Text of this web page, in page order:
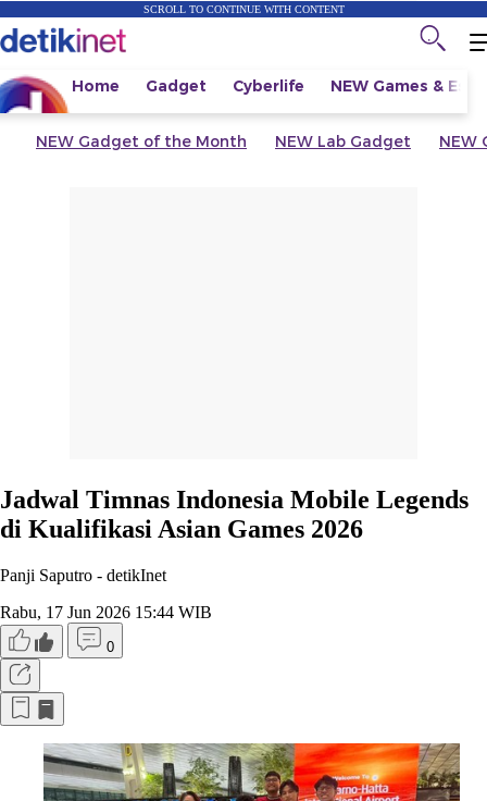
SCROLL TO CONTINUE WITH CONTENT
Home Gadget Cyberlife NEW Games &
NEW Gadget of the Month NEW Lab Gadget NEW
Jadwal Timnas Indonesia Mobile Legends
di Kualifikasi Asian Games 2026
Panji Saputro - detikInet
Rabu, 17 Jun 2026 15:44 WIB
0